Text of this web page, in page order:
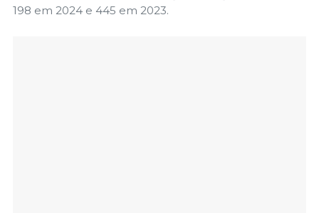
198 em 2024 e 445 em 2023.